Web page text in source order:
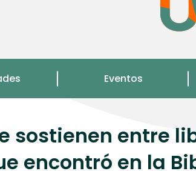
Eventos
sostienen entre
encontró en la